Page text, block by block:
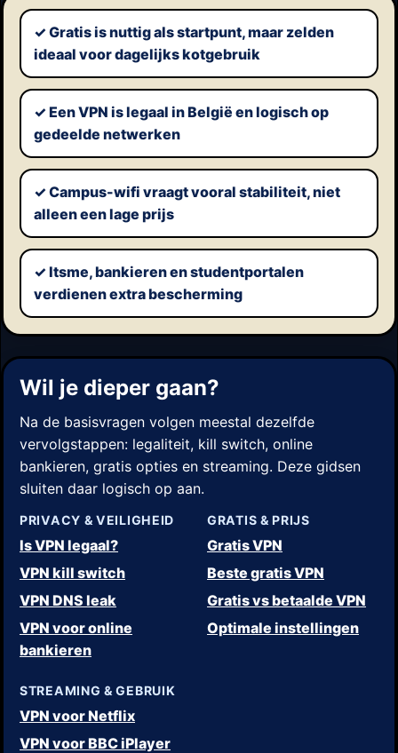
✓ Gratis is nuttig als startpunt, maar zelden
ideaal voor dagelijks kotgebruik
✓ Een VPN is legaal in België en logisch op
gedeelde netwerken
✓ Campus-wifi vraagt vooral stabiliteit, niet
alleen een lage prijs
✓ Itsme, bankieren en studentportalen
verdienen extra bescherming
Wil je dieper gaan?
Na de basisvragen volgen meestal dezelfde
vervolgstappen: legaliteit, kill switch, online
bankieren, gratis opties en streaming. Deze gidsen
sluiten daar logisch op aan.
PRIVACY & VEILIGHEID
Is VPN legaal?
VPN kill switch
VPN DNS leak
VPN voor online
bankieren
GRATIS & PRIJS
Gratis VPN
Beste gratis VPN
Gratis vs betaalde VPN
Optimale instellingen
STREAMING & GEBRUIK
VPN voor Netflix
VPN voor BBC iPlayer